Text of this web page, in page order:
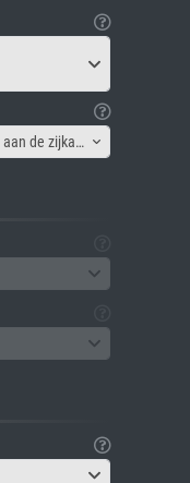
Canvas lijst - Afbeelding gespiegeld aan de zijkant